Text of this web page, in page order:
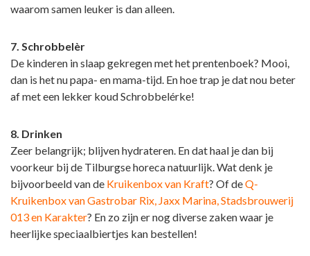
waarom samen leuker is dan alleen.
7. Schrobbelèr
De kinderen in slaap gekregen met het prentenboek? Mooi,
dan is het nu papa- en mama-tijd. En hoe trap je dat nou beter
af met een lekker koud Schrobbelérke!
8. Drinken
Zeer belangrijk; blijven hydrateren. En dat haal je dan bij
voorkeur bij de Tilburgse horeca natuurlijk. Wat denk je
bijvoorbeeld van de Kruikenbox van Kraft? Of deQ-
Kruikenbox van Gastrobar Rix, Jaxx Marina, Stadsbrouwerij
013 en Karakter? En zo zijn er nog diverse zaken waar je
heerlijke speciaalbiertjes kan bestellen!